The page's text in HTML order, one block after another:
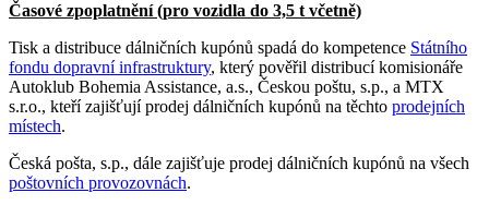
Časové zpoplatnění (pro vozidla do 3,5 t včetně)
Tisk a distribuce dálničních kupónů spadá do kompetence Státního
fondu dopravní infrastruktury, který pověřil distribucí komisionáře
Autoklub Bohemia Assistance, a.s., Českou poštu, s.p., a MTX
s.r.o., kteří zajišťují prodej dálničních kupónů na těchto prodejních
místech.
Česká pošta, s.p., dále zajišťuje prodej dálničních kupónů na všech
poštovních provozovnách.